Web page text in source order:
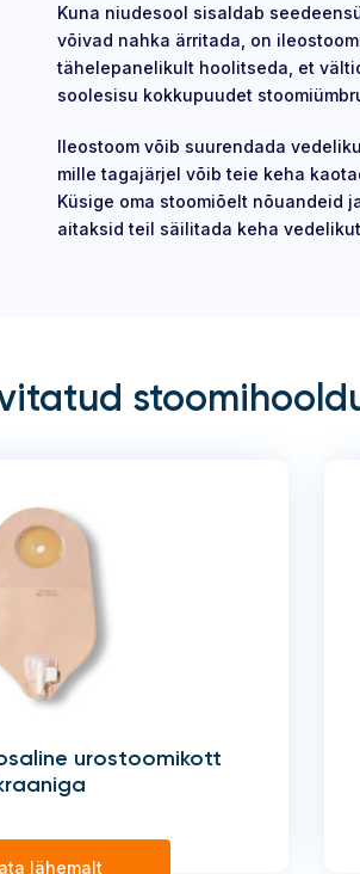
Kuna niudesool sisaldab
võivad nahka ärritada, on
tähelepanelikult hoolitseda, et
soolesisu kokkupuudet
Ileostoom võib suurendada
mille tagajärjel võib teie keha
Küsige oma stoomiõelt nõuandeid
aitaksid teil säilitada keha
urostoomikott
lähemalt